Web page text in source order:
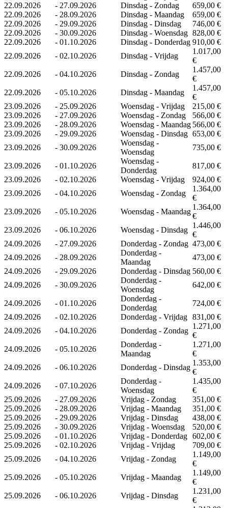
22.09.2026
- 27.09.2026 Dinsdag - Zondag
659,00 €
22.09.2026
- 28.09.2026 Dinsdag - Maandag
659,00 €
22.09.2026
- 29.09.2026 Dinsdag - Dinsdag
746,00 €
22.09.2026
- 30.09.2026 Dinsdag - Woensdag 828,00 €
22.09.2026
- 01.10.2026 Dinsdag - Donderdag 910,00 €
22.09.2026
- 02.10.2026 Dinsdag - Vrijdag
1.017,00
€
22.09.2026
- 04.10.2026 Dinsdag - Zondag
1.457,00
€
22.09.2026
- 05.10.2026 Dinsdag - Maandag
1.457,00
€
23.09.2026
- 25.09.2026 Woensdag - Vrijdag
215,00 €
23.09.2026
- 27.09.2026 Woensdag - Zondag
566,00 €
23.09.2026
- 28.09.2026 Woensdag - Maandag 566,00 €
23.09.2026
- 29.09.2026 Woensdag - Dinsdag 653,00 €
23.09.2026
- 30.09.2026
Woensdag -
Woensdag
735,00 €
23.09.2026 - 01.10.2026
Woensdag -
Donderdag
817,00 €
23.09.2026
- 02.10.2026 Woensdag - Vrijdag
924,00 €
23.09.2026
- 04.10.2026 Woensdag - Zondag
1.364,00
€
23.09.2026
- 05.10.2026 Woensdag - Maandag
1.364,00
€
23.09.2026
- 06.10.2026 Woensdag - Dinsdag
1.446,00
€
24.09.2026
- 27.09.2026 Donderdag - Zondag 473,00 €
24.09.2026
- 28.09.2026
Donderdag -
Maandag
473,00 €
24.09.2026
- 29.09.2026 Donderdag - Dinsdag 560,00 €
24.09.2026
- 30.09.2026
Donderdag -
Woensdag
642,00 €
24.09.2026 - 01.10.2026
Donderdag -
Donderdag
724,00 €
24.09.2026
- 02.10.2026 Donderdag - Vrijdag 831,00 €
24.09.2026
- 04.10.2026 Donderdag - Zondag
1.271,00
€
24.09.2026
- 05.10.2026
Donderdag -
Maandag
1.271,00
€
24.09.2026
- 06.10.2026 Donderdag - Dinsdag
1.353,00
€
24.09.2026
- 07.10.2026
Donderdag -
Woensdag
1.435,00
€
25.09.2026
- 27.09.2026 Vrijdag - Zondag
351,00 €
25.09.2026
- 28.09.2026 Vrijdag - Maandag
351,00 €
25.09.2026
- 29.09.2026 Vrijdag - Dinsdag
438,00 €
25.09.2026
- 30.09.2026 Vrijdag - Woensdag
520,00 €
25.09.2026
- 01.10.2026 Vrijdag - Donderdag 602,00 €
25.09.2026
- 02.10.2026 Vrijdag - Vrijdag
709,00 €
25.09.2026
- 04.10.2026 Vrijdag - Zondag
1.149,00
€
25.09.2026
- 05.10.2026 Vrijdag - Maandag
1.149,00
€
25.09.2026
- 06.10.2026 Vrijdag - Dinsdag
1.231,00
€